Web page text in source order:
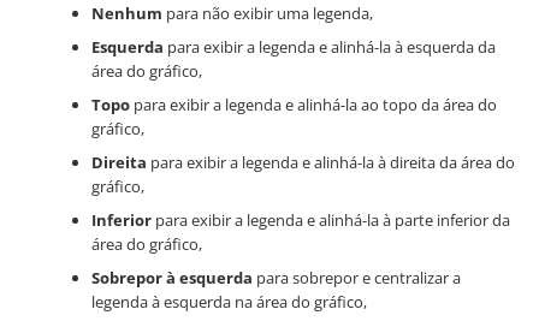
Nenhum para não exibir uma legenda,
Esquerda para exibir a legenda e alinhá-la à esquerda da
área do gráfico,
Topo para exibir a legenda e alinhá-la ao topo da área do
gráfico,
Direita para exibir a legenda e alinhá-la à direita da área do
gráfico,
Inferior para exibir a legenda e alinhá-la à parte inferior da
área do gráfico,
Sobrepor à esquerda para sobrepor e centralizar a
legenda à esquerda na área do gráfico,